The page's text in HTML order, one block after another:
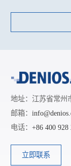
地址：江苏省常州
邮箱：
电话： +86 400 928
立即联系